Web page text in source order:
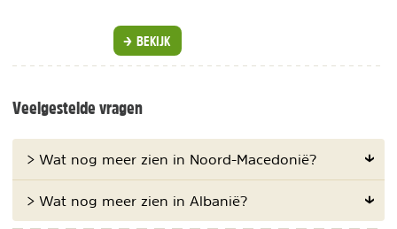
BEKIJK
Veelgestelde vragen
> Wat nog meer zien in Noord-Macedonië?
> Wat nog meer zien in Albanië?